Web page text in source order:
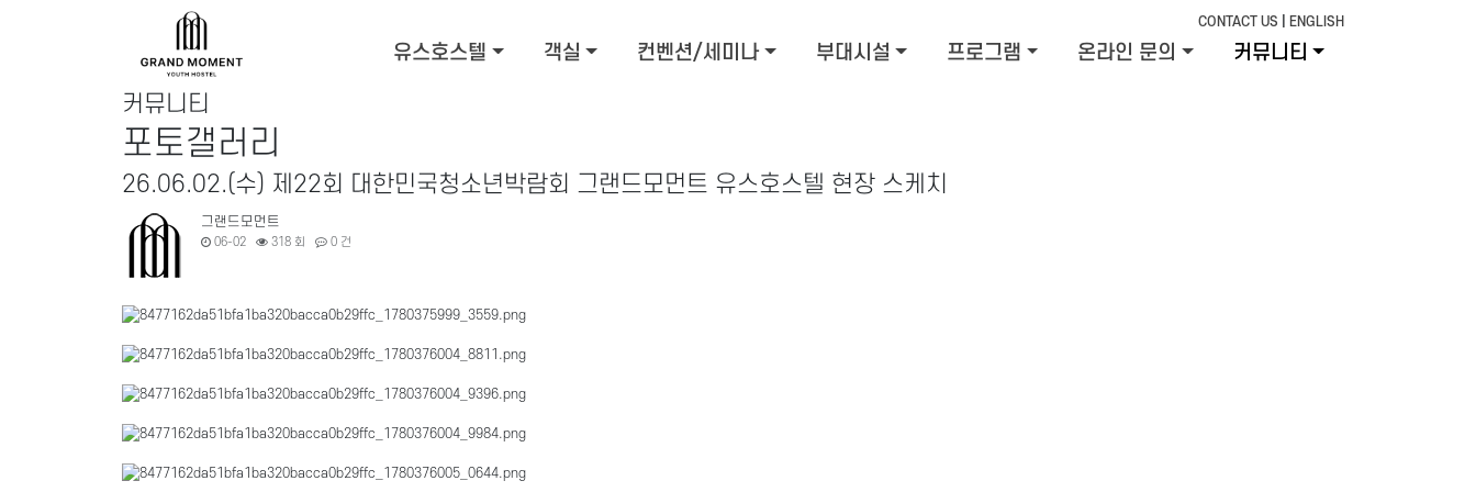
CONTACT US ENGLISH
유스호스텔 객실 컨벤션/세미나 부대시설 프로그램 온라인 문의 커뮤니티
커뮤니티
포토갤러리
26.06.02.(수) 제22회 대한민국청소년박람회 그랜드모먼트 유스호스텔 현장 스케치
그랜드모먼트
06-02 318 회 0 건